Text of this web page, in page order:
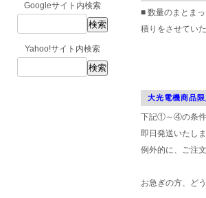
Googleサイト内検索
Yahoo!サイト内検索
■ 数量のまとま
積りをさせていた
大光電機商品
下記①～④の条件
即日発送いたしま
例外的に、ご注
お急ぎの方、ど